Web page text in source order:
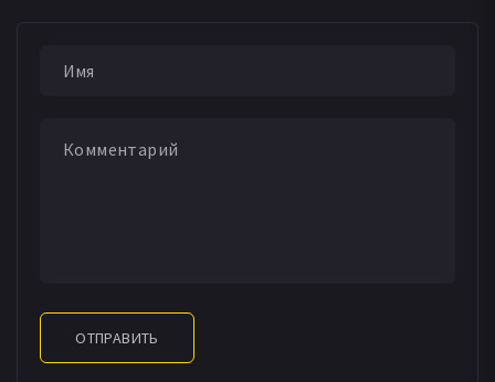
ОТПРАВИТЬ